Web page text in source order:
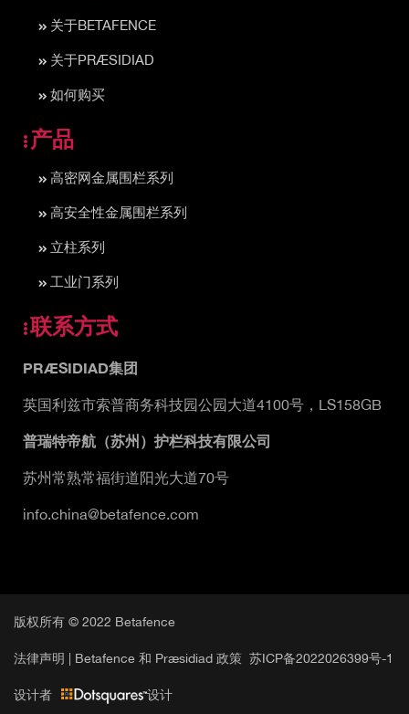
关于BETAFENCE
关于PRÆSIDIAD
如何购买
产品
高密网金属围栏系列
高安全性金属围栏系列
立柱系列
工业门系列
联系方式
PRÆSIDIAD集团
英国利兹市索普商务科技园公园大道4100号，LS158GB
普瑞特帝航（苏州）护栏科技有限公司
苏州常熟常福街道阳光大道70号
info.china@betafence.com
版权所有 © 2022 Betafence
法律声明 | Betafence 和 Præsidiad 政策 苏ICP备2022026399号-1
设计者 设计